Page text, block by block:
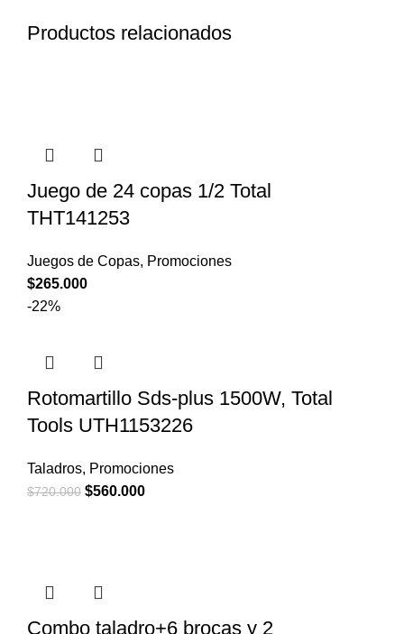
Productos relacionados
Juego de 24 copas 1/2 Total
THT141253
Juegos de Copas, Promociones
$265.000
-22%
Rotomartillo Sds-plus 1500W, Total
Tools UTH1153226
Taladros, Promociones
$720.000 El
$560.000El
Combo taladro+6 brocas y 2